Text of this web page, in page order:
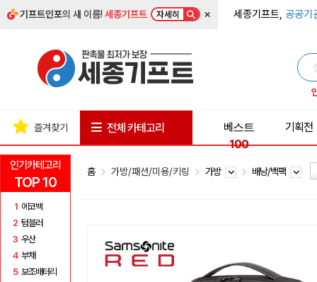
기프트인포의 새 이름!세종기프트 자세히 × 세종기프트, 공공기
인기카테고리
TOP 10
1 에코백
2 텀블러
3 우산
4 부채
5 보조배터리
즐겨찾기 전체 카테고리
베스트
100
기획전
홈 가방/패션/미용/키링 가방 배낭/백팩